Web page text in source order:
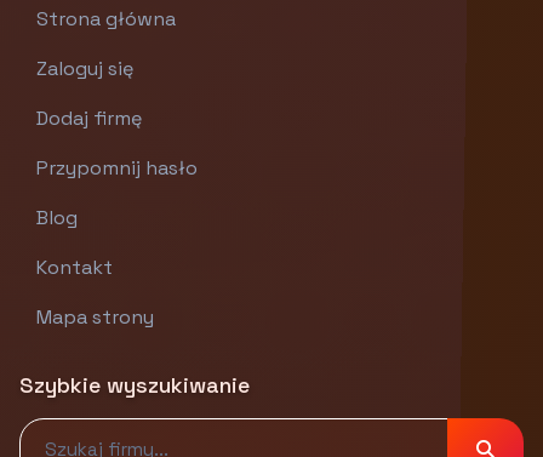
Strona główna
Zaloguj się
Dodaj firmę
Przypomnij hasło
Blog
Kontakt
Mapa strony
Szybkie wyszukiwanie